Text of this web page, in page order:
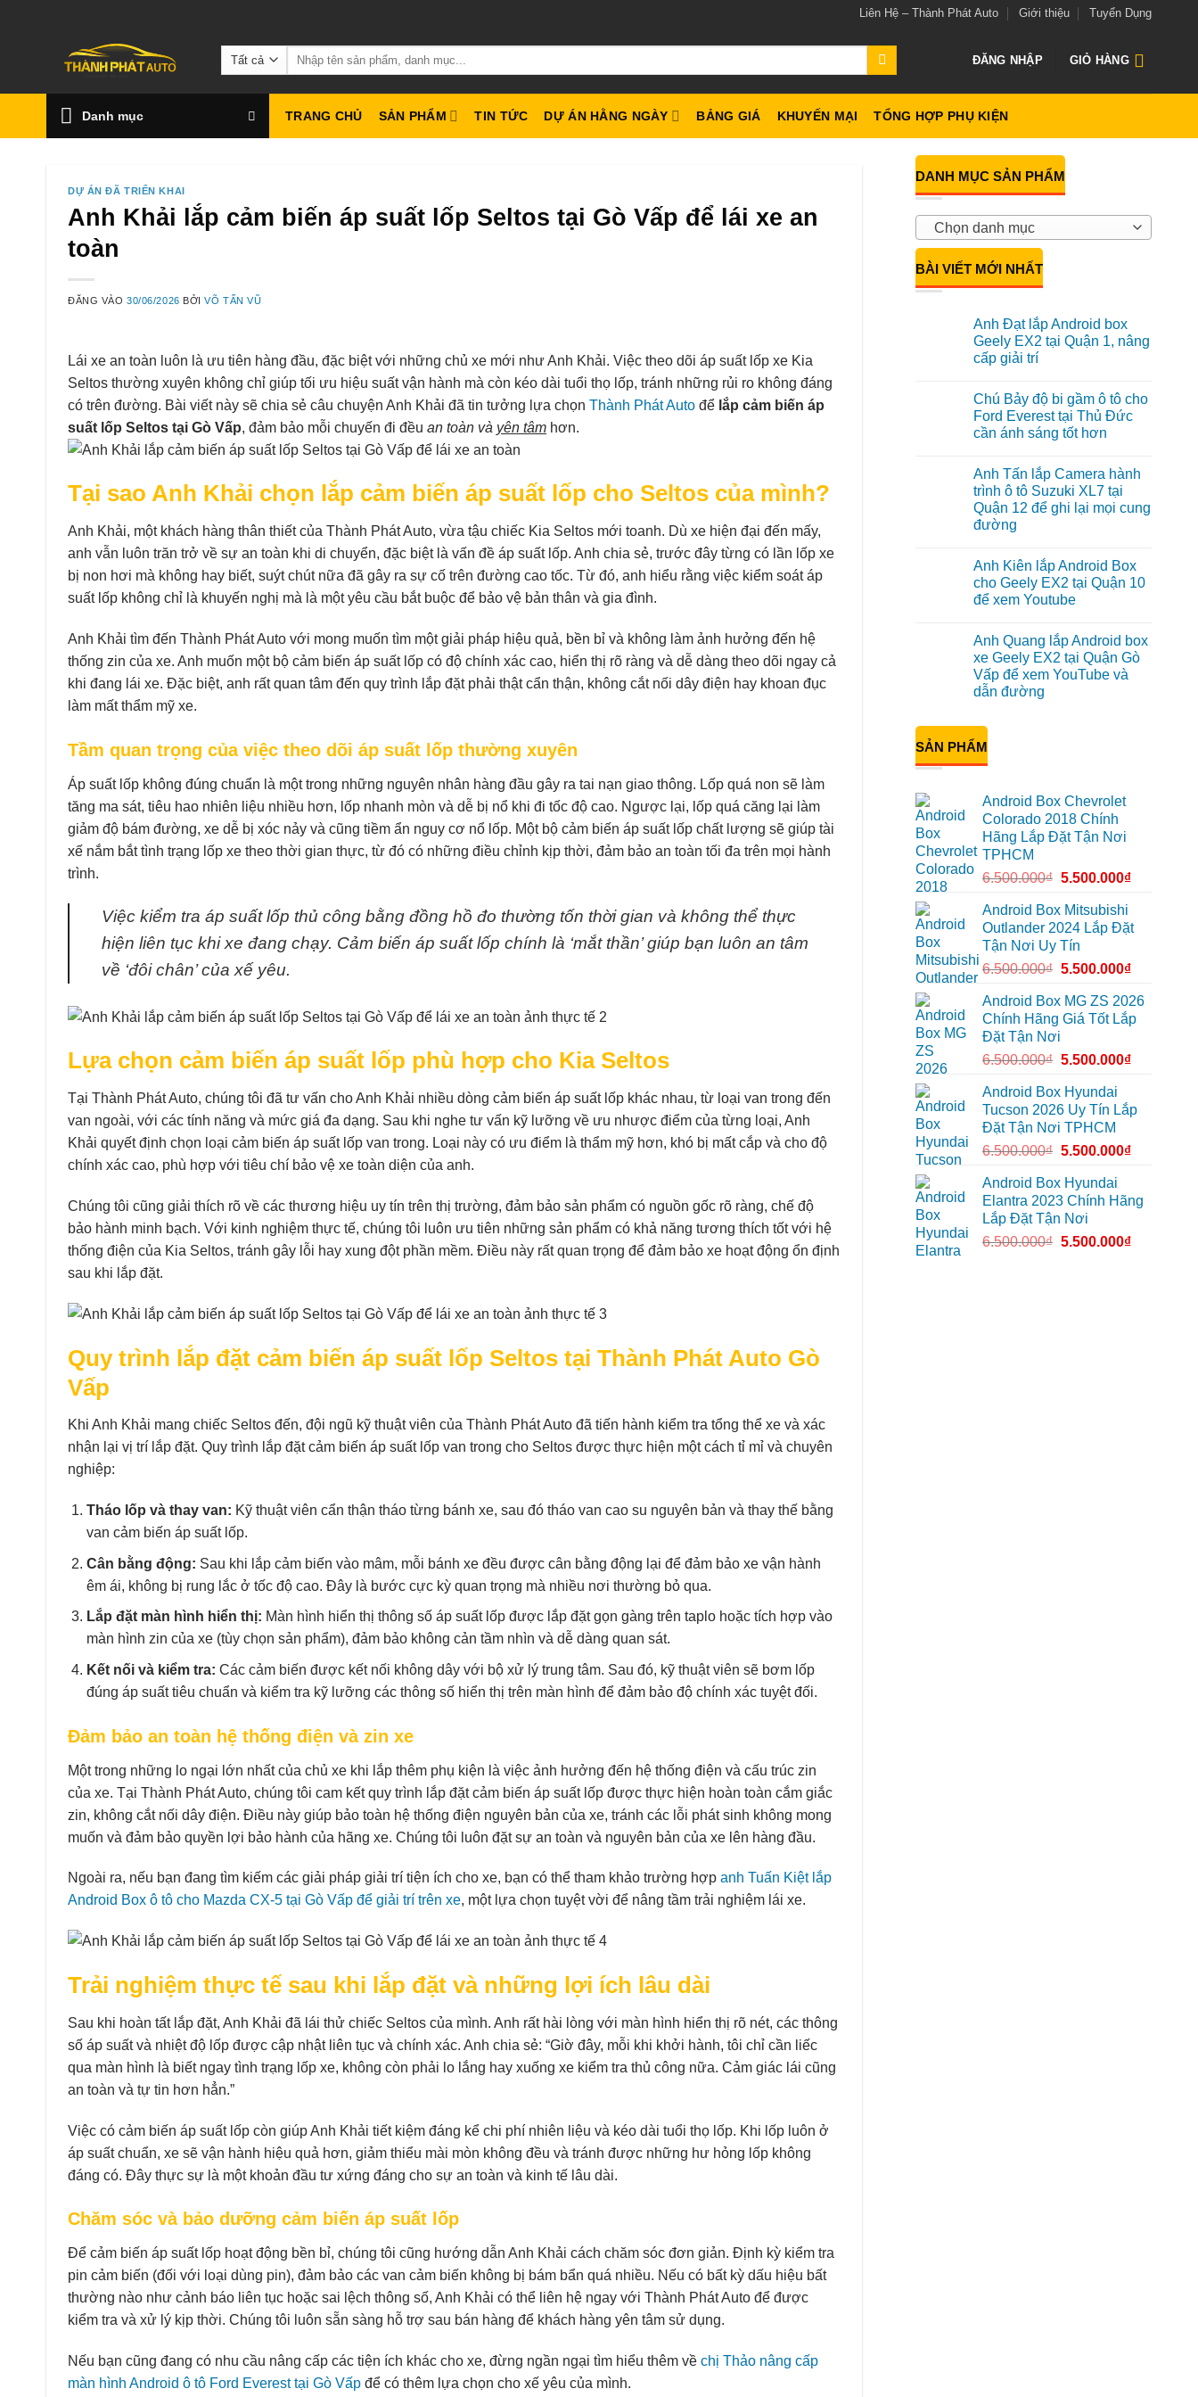
Liên Hệ – Thành Phát Auto Giới thiệu Tuyển Dụng
Tìm
kiếm:
ĐĂNG NHẬP GIỎ HÀNG
Danh mục TRANG CHỦ SẢN PHẨM TIN TỨC DỰ ÁN HẰNG NGÀY BẢNG GIÁ KHUYẾN MẠI TỔNG HỢP PHỤ KIỆN
DỰ ÁN ĐÃ TRIỂN KHAI
Anh Khải lắp cảm biến áp suất lốp Seltos tại Gò Vấp để lái xe an
toàn
ĐĂNG VÀO30/06/2026 BỞIVÕ TẤN VŨ
Lái xe an toàn luôn là ưu tiên hàng đầu, đặc biệt với những chủ xe mới như Anh Khải. Việc theo dõi áp suất lốp xe Kia
Seltos thường xuyên không chỉ giúp tối ưu hiệu suất vận hành mà còn kéo dài tuổi thọ lốp, tránh những rủi ro không đáng
có trên đường. Bài viết này sẽ chia sẻ câu chuyện Anh Khải đã tin tưởng lựa chọn Thành Phát Auto để lắp cảm biến áp
suất lốp Seltos tại Gò Vấp, đảm bảo mỗi chuyến đi đều an toàn và yên tâm hơn.
Tại sao Anh Khải chọn lắp cảm biến áp suất lốp cho Seltos của mình?
Anh Khải, một khách hàng thân thiết của Thành Phát Auto, vừa tậu chiếc Kia Seltos mới toanh. Dù xe hiện đại đến mấy,
anh vẫn luôn trăn trở về sự an toàn khi di chuyển, đặc biệt là vấn đề áp suất lốp. Anh chia sẻ, trước đây từng có lần lốp xe
bị non hơi mà không hay biết, suýt chút nữa đã gây ra sự cố trên đường cao tốc. Từ đó, anh hiểu rằng việc kiểm soát áp
suất lốp không chỉ là khuyến nghị mà là một yêu cầu bắt buộc để bảo vệ bản thân và gia đình.
Anh Khải tìm đến Thành Phát Auto với mong muốn tìm một giải pháp hiệu quả, bền bỉ và không làm ảnh hưởng đến hệ
thống zin của xe. Anh muốn một bộ cảm biến áp suất lốp có độ chính xác cao, hiển thị rõ ràng và dễ dàng theo dõi ngay cả
khi đang lái xe. Đặc biệt, anh rất quan tâm đến quy trình lắp đặt phải thật cẩn thận, không cắt nối dây điện hay khoan đục
làm mất thẩm mỹ xe.
Tầm quan trọng của việc theo dõi áp suất lốp thường xuyên
Áp suất lốp không đúng chuẩn là một trong những nguyên nhân hàng đầu gây ra tai nạn giao thông. Lốp quá non sẽ làm
tăng ma sát, tiêu hao nhiên liệu nhiều hơn, lốp nhanh mòn và dễ bị nổ khi đi tốc độ cao. Ngược lại, lốp quá căng lại làm
giảm độ bám đường, xe dễ bị xóc nảy và cũng tiềm ẩn nguy cơ nổ lốp. Một bộ cảm biến áp suất lốp chất lượng sẽ giúp tài
xế nắm bắt tình trạng lốp xe theo thời gian thực, từ đó có những điều chỉnh kịp thời, đảm bảo an toàn tối đa trên mọi hành
trình.
Việc kiểm tra áp suất lốp thủ công bằng đồng hồ đo thường tốn thời gian và không thể thực
hiện liên tục khi xe đang chạy. Cảm biến áp suất lốp chính là ‘mắt thần’ giúp bạn luôn an tâm
về ‘đôi chân’ của xế yêu.
Lựa chọn cảm biến áp suất lốp phù hợp cho Kia Seltos
Tại Thành Phát Auto, chúng tôi đã tư vấn cho Anh Khải nhiều dòng cảm biến áp suất lốp khác nhau, từ loại van trong đến
van ngoài, với các tính năng và mức giá đa dạng. Sau khi nghe tư vấn kỹ lưỡng về ưu nhược điểm của từng loại, Anh
Khải quyết định chọn loại cảm biến áp suất lốp van trong. Loại này có ưu điểm là thẩm mỹ hơn, khó bị mất cắp và cho độ
chính xác cao, phù hợp với tiêu chí bảo vệ xe toàn diện của anh.
Chúng tôi cũng giải thích rõ về các thương hiệu uy tín trên thị trường, đảm bảo sản phẩm có nguồn gốc rõ ràng, chế độ
bảo hành minh bạch. Với kinh nghiệm thực tế, chúng tôi luôn ưu tiên những sản phẩm có khả năng tương thích tốt với hệ
thống điện của Kia Seltos, tránh gây lỗi hay xung đột phần mềm. Điều này rất quan trọng để đảm bảo xe hoạt động ổn định
sau khi lắp đặt.
Quy trình lắp đặt cảm biến áp suất lốp Seltos tại Thành Phát Auto Gò
Vấp
Khi Anh Khải mang chiếc Seltos đến, đội ngũ kỹ thuật viên của Thành Phát Auto đã tiến hành kiểm tra tổng thể xe và xác
nhận lại vị trí lắp đặt. Quy trình lắp đặt cảm biến áp suất lốp van trong cho Seltos được thực hiện một cách tỉ mỉ và chuyên
nghiệp:
Tháo lốp và thay van: Kỹ thuật viên cẩn thận tháo từng bánh xe, sau đó tháo van cao su nguyên bản và thay thế bằng
van cảm biến áp suất lốp.
Cân bằng động: Sau khi lắp cảm biến vào mâm, mỗi bánh xe đều được cân bằng động lại để đảm bảo xe vận hành
êm ái, không bị rung lắc ở tốc độ cao. Đây là bước cực kỳ quan trọng mà nhiều nơi thường bỏ qua.
Lắp đặt màn hình hiển thị: Màn hình hiển thị thông số áp suất lốp được lắp đặt gọn gàng trên taplo hoặc tích hợp vào
màn hình zin của xe (tùy chọn sản phẩm), đảm bảo không cản tầm nhìn và dễ dàng quan sát.
Kết nối và kiểm tra: Các cảm biến được kết nối không dây với bộ xử lý trung tâm. Sau đó, kỹ thuật viên sẽ bơm lốp
đúng áp suất tiêu chuẩn và kiểm tra kỹ lưỡng các thông số hiển thị trên màn hình để đảm bảo độ chính xác tuyệt đối.
Đảm bảo an toàn hệ thống điện và zin xe
Một trong những lo ngại lớn nhất của chủ xe khi lắp thêm phụ kiện là việc ảnh hưởng đến hệ thống điện và cấu trúc zin
của xe. Tại Thành Phát Auto, chúng tôi cam kết quy trình lắp đặt cảm biến áp suất lốp được thực hiện hoàn toàn cắm giắc
zin, không cắt nối dây điện. Điều này giúp bảo toàn hệ thống điện nguyên bản của xe, tránh các lỗi phát sinh không mong
muốn và đảm bảo quyền lợi bảo hành của hãng xe. Chúng tôi luôn đặt sự an toàn và nguyên bản của xe lên hàng đầu.
Ngoài ra, nếu bạn đang tìm kiếm các giải pháp giải trí tiện ích cho xe, bạn có thể tham khảo trường hợp anh Tuấn Kiệt lắp
Android Box ô tô cho Mazda CX-5 tại Gò Vấp để giải trí trên xe, một lựa chọn tuyệt vời để nâng tầm trải nghiệm lái xe.
Trải nghiệm thực tế sau khi lắp đặt và những lợi ích lâu dài
Sau khi hoàn tất lắp đặt, Anh Khải đã lái thử chiếc Seltos của mình. Anh rất hài lòng với màn hình hiển thị rõ nét, các thông
số áp suất và nhiệt độ lốp được cập nhật liên tục và chính xác. Anh chia sẻ: “Giờ đây, mỗi khi khởi hành, tôi chỉ cần liếc
qua màn hình là biết ngay tình trạng lốp xe, không còn phải lo lắng hay xuống xe kiểm tra thủ công nữa. Cảm giác lái cũng
an toàn và tự tin hơn hẳn.”
Việc có cảm biến áp suất lốp còn giúp Anh Khải tiết kiệm đáng kể chi phí nhiên liệu và kéo dài tuổi thọ lốp. Khi lốp luôn ở
áp suất chuẩn, xe sẽ vận hành hiệu quả hơn, giảm thiểu mài mòn không đều và tránh được những hư hỏng lốp không
đáng có. Đây thực sự là một khoản đầu tư xứng đáng cho sự an toàn và kinh tế lâu dài.
Chăm sóc và bảo dưỡng cảm biến áp suất lốp
Để cảm biến áp suất lốp hoạt động bền bỉ, chúng tôi cũng hướng dẫn Anh Khải cách chăm sóc đơn giản. Định kỳ kiểm tra
pin cảm biến (đối với loại dùng pin), đảm bảo các van cảm biến không bị bám bẩn quá nhiều. Nếu có bất kỳ dấu hiệu bất
thường nào như cảnh báo liên tục hoặc sai lệch thông số, Anh Khải có thể liên hệ ngay với Thành Phát Auto để được
kiểm tra và xử lý kịp thời. Chúng tôi luôn sẵn sàng hỗ trợ sau bán hàng để khách hàng yên tâm sử dụng.
Nếu bạn cũng đang có nhu cầu nâng cấp các tiện ích khác cho xe, đừng ngần ngại tìm hiểu thêm về chị Thảo nâng cấp
màn hình Android ô tô Ford Everest tại Gò Vấp để có thêm lựa chọn cho xế yêu của mình.
DANH MỤC SẢN PHẨM
Chọn danh mục
BÀI VIẾT MỚI NHẤT
Anh Đạt lắp Android box
Geely EX2 tại Quận 1, nâng
cấp giải trí
bình
luận
ở
Anh
Android
box
Geely
EX2
tại
Quận
cấp
giải
trí
Chú Bảy độ bi gầm ô tô cho
Ford Everest tại Thủ Đức
cần ánh sáng tốt hơn
bình
luận
ở
Chú
Bảy
độ
ô
tô
cho
Ford
Thủ
Đức
cần
ánh
sáng
tốt
Anh Tấn lắp Camera hành
trình ô tô Suzuki XL7 tại
Quận 12 để ghi lại mọi cung
đường
bình
luận
ở
Anh
Camera
hành
trình
ô
tô
Suzuki
Quận
12
để
ghi
cung
đường
Anh Kiên lắp Android Box
cho Geely EX2 tại Quận 10
để xem Youtube
bình
luận
ở
Anh
Kiên
lắp
cho
Geely
tại
xem
Youtube
Anh Quang lắp Android box
xe Geely EX2 tại Quận Gò
Vấp để xem YouTube và
dẫn đường
bình
luận
ở
Anh
Android
box
Geely
EX2
tại
Quận
Gò
xem
YouTube
dẫn
đường
SẢN PHẨM
Android Box Chevrolet
Colorado 2018 Chính
Hãng Lắp Đặt Tận Nơi
TPHCM
6.500.000₫ 5.500.000₫
Android Box Mitsubishi
Outlander 2024 Lắp Đặt
Tận Nơi Uy Tín
6.500.000₫ 5.500.000₫
Android Box MG ZS 2026
Chính Hãng Giá Tốt Lắp
Đặt Tận Nơi
6.500.000₫ 5.500.000₫
Android Box Hyundai
Tucson 2026 Uy Tín Lắp
Đặt Tận Nơi TPHCM
6.500.000₫ 5.500.000₫
Android Box Hyundai
Elantra 2023 Chính Hãng
Lắp Đặt Tận Nơi
6.500.000₫ 5.500.000₫